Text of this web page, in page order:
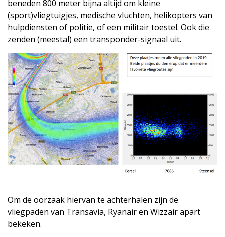
beneden 800 meter bijna altijd om kleine
(sport)vliegtuigjes, medische vluchten, helikopters van
hulpdiensten of politie, of een militair toestel. Ook die
zenden (meestal) een transponder-signaal uit.
Om de oorzaak hiervan te achterhalen zijn de
vliegpaden van Transavia, Ryanair en Wizzair apart
bekeken.